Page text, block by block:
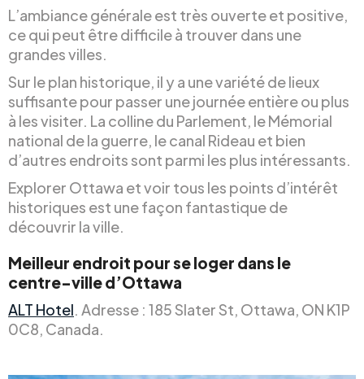
L’ambiance générale est très ouverte et positive,
ce qui peut être difficile à trouver dans une
grandes villes.
Sur le plan historique, il y a une variété de lieux
suffisante pour passer une journée entière ou plus
à les visiter. La colline du Parlement, le Mémorial
national de la guerre, le canal Rideau et bien
d’autres endroits sont parmi les plus intéressants.
Explorer Ottawa et voir tous les points d’intérêt
historiques est une façon fantastique de
découvrir la ville.
Meilleur endroit pour se loger dans le
centre-ville d’Ottawa
ALT Hotel. Adresse : 185 Slater St, Ottawa, ON K1P
0C8, Canada.